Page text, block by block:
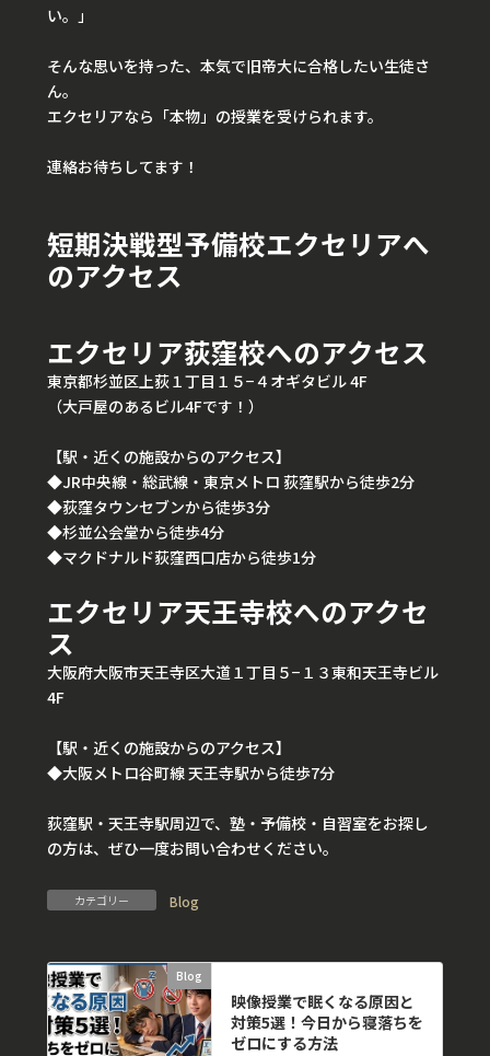
い。」
そんな思いを持った、本気で旧帝大に合格したい生徒さ
ん。
エクセリアなら「本物」の授業を受けられます。
連絡お待ちしてます！
短期決戦型予備校エクセリアへ
のアクセス
エクセリア荻窪校へのアクセス
東京都杉並区上荻１丁目１５−４オギタビル 4F
（大戸屋のあるビル4Fです！）
【駅・近くの施設からのアクセス】
◆JR中央線・総武線・東京メトロ 荻窪駅から徒歩2分
◆荻窪タウンセブンから徒歩3分
◆杉並公会堂から徒歩4分
◆マクドナルド荻窪西口店から徒歩1分
エクセリア天王寺校へのアクセ
ス
大阪府大阪市天王寺区大道１丁目５−１３東和天王寺ビル
4F
【駅・近くの施設からのアクセス】
◆大阪メトロ谷町線 天王寺駅から徒歩7分
荻窪駅・天王寺駅周辺で、塾・予備校・自習室をお探し
の方は、ぜひ一度お問い合わせください。
カテゴリー Blog
Blog
映像授業で眠くなる原因と
対策5選！今日から寝落ちを
ゼロにする方法